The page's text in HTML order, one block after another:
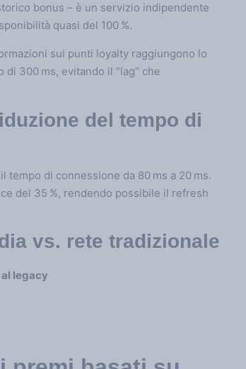
bonus – è un servizio indipendente
quasi del 100 %.
sui punti loyalty raggiungono lo
300 ms, evitando il “lag” che
del tempo di
tempo di connessione da 80 ms a 20 ms.
del 35 %, rendendo possibile il refresh
vs. rete tradizionale
legacy